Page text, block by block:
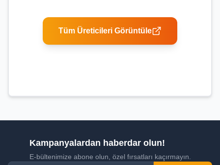
Tüm Üreticileri Görüntüle
Kampanyalardan haberdar olun!
E-bültenimize abone olun, özel fırsatları kaçırmayın.